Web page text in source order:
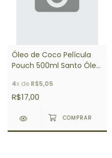
Óleo de Coco Película
Pouch 500ml Santo Óleo
4x de R$5,05
R$17,00